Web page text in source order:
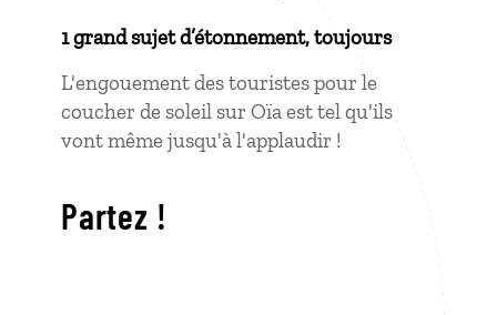
1 grand sujet d’étonnement, toujours
L'engouement des touristes pour le
coucher de soleil sur Oïa est tel qu'ils
vont même jusqu'à l'applaudir !
Partez !